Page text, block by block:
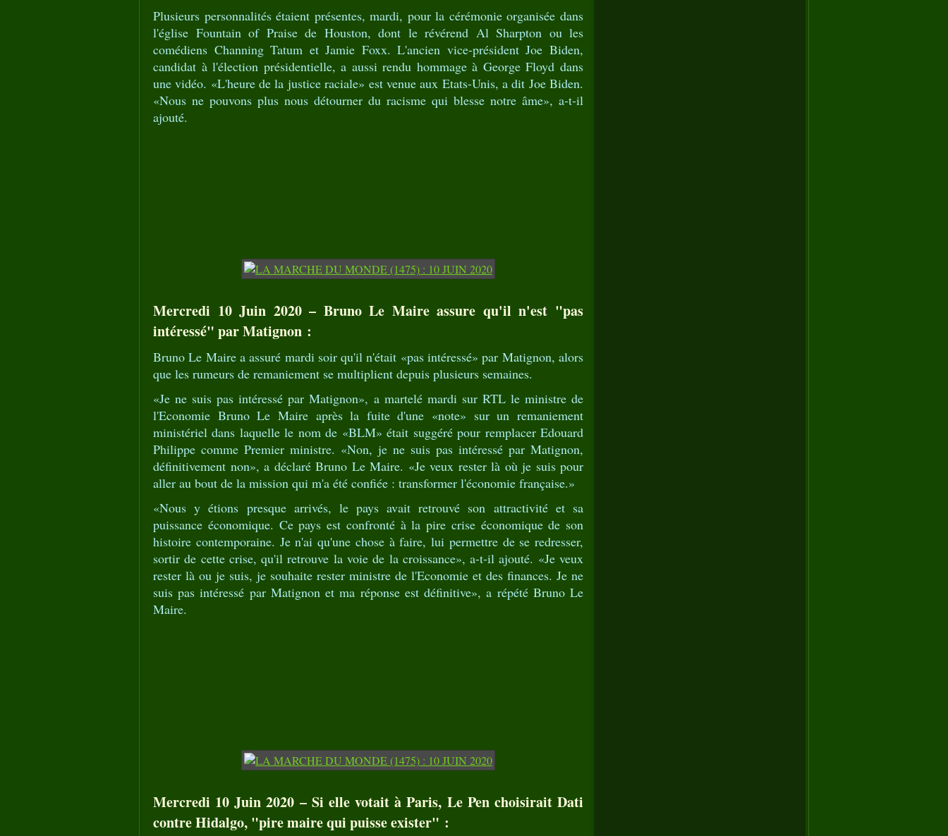
Plusieurs personnalités étaient présentes, mardi, pour la cérémonie organisée dans
l'église Fountain of Praise de Houston, dont le révérend Al Sharpton ou les
comédiens Channing Tatum et Jamie Foxx. L'ancien vice-président Joe Biden,
candidat à l'élection présidentielle, a aussi rendu hommage à George Floyd dans
une vidéo. «L'heure de la justice raciale» est venue aux Etats-Unis, a dit Joe Biden.
«Nous ne pouvons plus nous détourner du racisme qui blesse notre âme», a-t-il
ajouté.
Mercredi 10 Juin 2020 – Bruno Le Maire assure qu'il n'est "pas
intéressé" par Matignon :
Bruno Le Maire a assuré mardi soir qu'il n'était «pas intéressé» par Matignon, alors
que les rumeurs de remaniement se multiplient depuis plusieurs semaines.
«Je ne suis pas intéressé par Matignon», a martelé mardi sur RTL le ministre de
l'Economie Bruno Le Maire après la fuite d'une «note» sur un remaniement
ministériel dans laquelle le nom de «BLM» était suggéré pour remplacer Edouard
Philippe comme Premier ministre. «Non, je ne suis pas intéressé par Matignon,
définitivement non», a déclaré Bruno Le Maire. «Je veux rester là où je suis pour
aller au bout de la mission qui m'a été confiée : transformer l'économie française.»
«Nous y étions presque arrivés, le pays avait retrouvé son attractivité et sa
puissance économique. Ce pays est confronté à la pire crise économique de son
histoire contemporaine. Je n'ai qu'une chose à faire, lui permettre de se redresser,
sortir de cette crise, qu'il retrouve la voie de la croissance», a-t-il ajouté. «Je veux
rester là ou je suis, je souhaite rester ministre de l'Economie et des finances. Je ne
suis pas intéressé par Matignon et ma réponse est définitive», a répété Bruno Le
Maire.
Mercredi 10 Juin 2020 – Si elle votait à Paris, Le Pen choisirait Dati
contre Hidalgo, "pire maire qui puisse exister" :